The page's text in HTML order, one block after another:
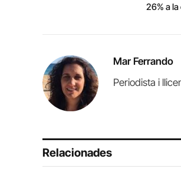
26% a
Mar Ferrando
Periodista i
Relacionades